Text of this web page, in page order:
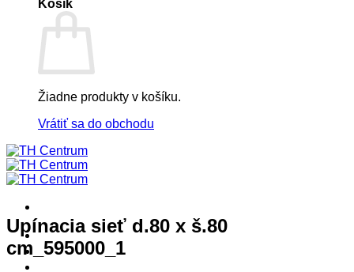
Košík
Žiadne produkty v košíku.
Vrátiť sa do obchodu
! ! ! S Ú Ť A Ž ! ! !
Výpredaj -%
Upínacia sieť d.80 x š.80
cm_595000_1